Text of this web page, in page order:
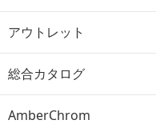
アウトレット
総合カタログ
AmberChrom